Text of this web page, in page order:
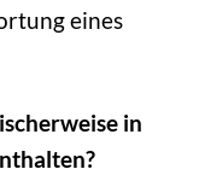
eines
in